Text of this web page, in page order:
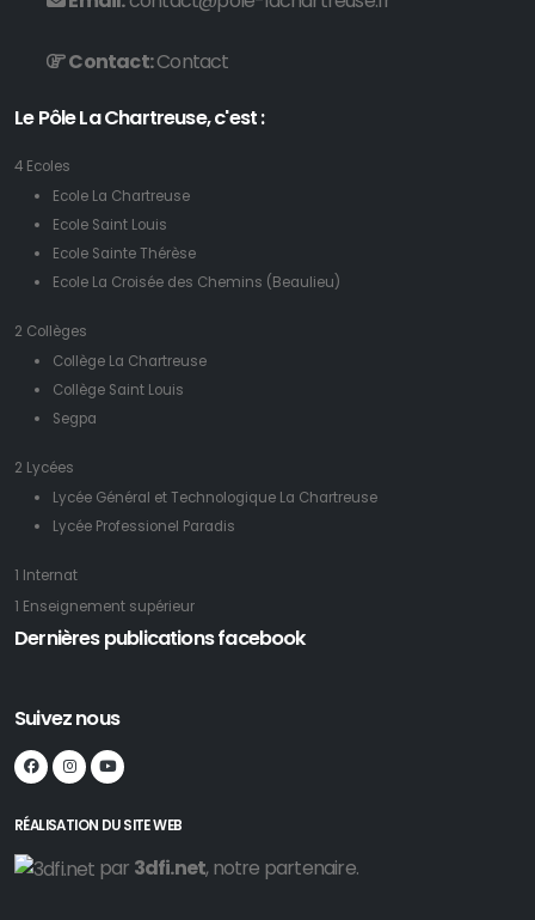
Contact:Contact
Le Pôle La Chartreuse, c'est :
4 Ecoles
Ecole La Chartreuse
Ecole Saint Louis
Ecole Sainte Thérèse
Ecole La Croisée des Chemins (Beaulieu)
2 Collèges
Collège La Chartreuse
Collège Saint Louis
Segpa
2 Lycées
Lycée Général et Technologique La Chartreuse
Lycée Professionel Paradis
1 Internat
1 Enseignement supérieur
Dernières publications facebook
Suivez nous
RÉALISATION DU SITE WEB
par 3dfi.net, notre partenaire.